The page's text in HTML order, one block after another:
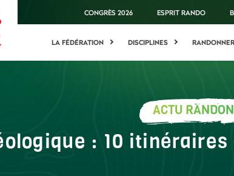
CONGRÈS 2026 ESPRIT RANDO
LA FÉDÉRATION DISCIPLINES RANDONNER
ACTU
: 10